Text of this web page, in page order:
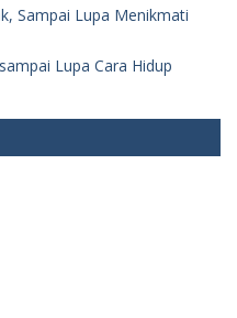
Sampai Lupa Menikmati
Lupa Cara Hidup